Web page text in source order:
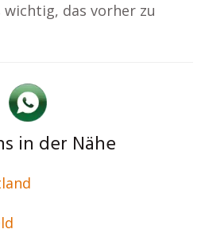
das vorher zu
in der Nähe